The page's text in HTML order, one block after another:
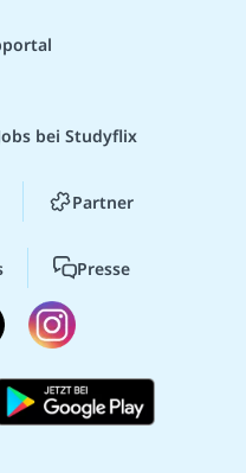
bei Studyflix
Partner
Presse